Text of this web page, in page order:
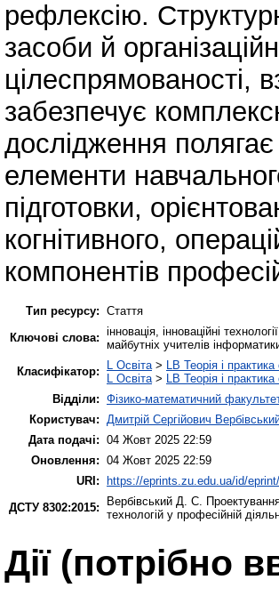
рефлексію.
засоби й
цілеспрямованості,
забезпечує
дослідження
елементи
підготовки,
когнітивного,
компонентів
Тип ресурсу: Стаття
Ключові слова: інновація, інноваційні
майбутніх учителів
Класифікатор:
L Освіта > LB Теорія і практика
L Освіта > LB Теорія і практика
Відділи: Фізико-математичний
Користувач:
Дмитрій Сергійович
Дата подачі: 04 Жовт 2025 22:59
Оновлення: 04 Жовт 2025 22:59
URI: https://eprints.zu.edu.ua/id/
ДСТУ 8302:2015:
Вербівський Д. С.
технологій у професійній
Дії ​​(потрібно